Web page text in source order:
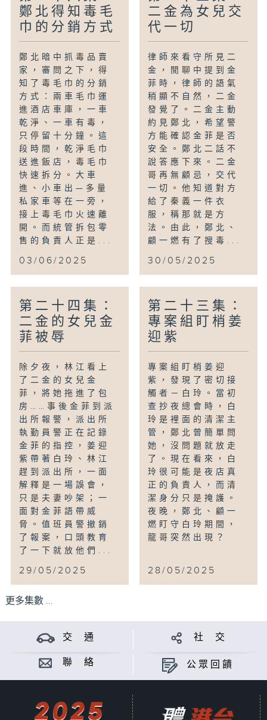
鄭北得知毒毛
巾的分銷方式
鄭北暗中抓毒品賣
家，審問之下，得
知了毒毛巾的分銷
方式：兩車毛巾運
進酒店車庫，一車
乾淨、一車有毒，
只停留十分鐘。這
段時間，乾淨毛巾
送進飯店，毒毛巾
快速拆分。大車
進、小車出—多量
私家車等在一旁，
接上毒毛巾火速離
開。而統管拆包零
售的負責人正是...
03/06/2025
二金為女兒交
代一切
律師來看守所見二
金，閒聊中提到金
菲時，律師的語氣
稍顯不自然，二金
發覺了。二金主動
約見鄭北，希望警
方能確認金菲是否
安全。鄭北二話不
說答應下來。二金
哥再無顧忌，交代
一切。他知道對方
給了秦義一件衣
服，稱那就是方
法。由此，鄭北、
顧一燃有了搜毒...
30/05/2025
第二十四集：
二金的女兒金
菲被辱
除夕夜，林江看上
了二金的女兒金
菲，將她拖進了包
房……事後金菲到派
出所報警，派出所
執勤員警正在記錄
金菲的指控，姜迎
紫帶著白玲、林江
趕到派出所，一面
解釋是一場誤會，
只是夫妻吵架；一
面對金菲語帶威
脅。值班員警撤銷
了報案，口頭教育
了一下就放他們...
29/05/2025
第二十三集：
專案組盯梢姜
迎紫
專案組盯梢姜迎
紫，發現了密切接
觸者－白玲。當初
查抄夜總會時，白
玲是裡面的清潔主
管，鄭北曾簡單問
她，沒問題就放走
了。現在看來，白
玲很可能是夜店真
正的負責人，而清
潔身分只是掩護。
夜晚，鄭北、顧一
燃盯守白玲期間，
龍哥突然出現？
28/05/2025
更多集數 ...
交 通 社 交
聯 絡 公眾回饋